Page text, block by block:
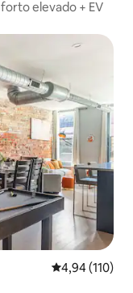
elevado + EV
4,94 de uma
4,94 (110)